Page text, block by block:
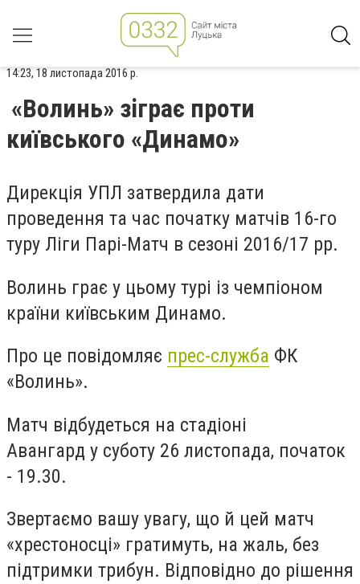
14:23, 18 листопада 2016 р.
«Волинь» зіграє проти
київського «Динамо»
Дирекція УПЛ затвердила дати
проведення та час початку матчів 16-го
туру Ліги Парі-Матч в сезоні 2016/17 рр.
Волинь грає у цьому турі із чемпіоном
країни київським Динамо.
Про це повідомляє прес-служба ФК
«Волинь».
Матч відбудеться на стадіоні
Авангард у суботу 26 листопада, початок
- 19.30.
Звертаємо вашу увагу, що й цей матч
«хрестоносці» гратимуть, на жаль, без
підтримки трибун. Відповідно до рішення